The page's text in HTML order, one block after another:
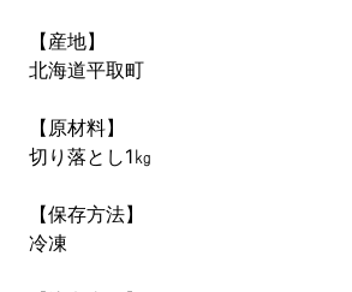
【産地】
北海道平取町
【原材料】
切り落とし1㎏
【保存方法】
冷凍